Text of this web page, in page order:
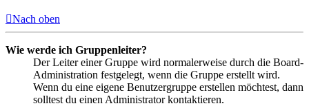
Nach oben
Wie werde ich Gruppenleiter?
Der Leiter einer Gruppe wird normalerweise durch die Board-
Administration festgelegt, wenn die Gruppe erstellt wird.
Wenn du eine eigene Benutzergruppe erstellen möchtest, dann
solltest du einen Administrator kontaktieren.